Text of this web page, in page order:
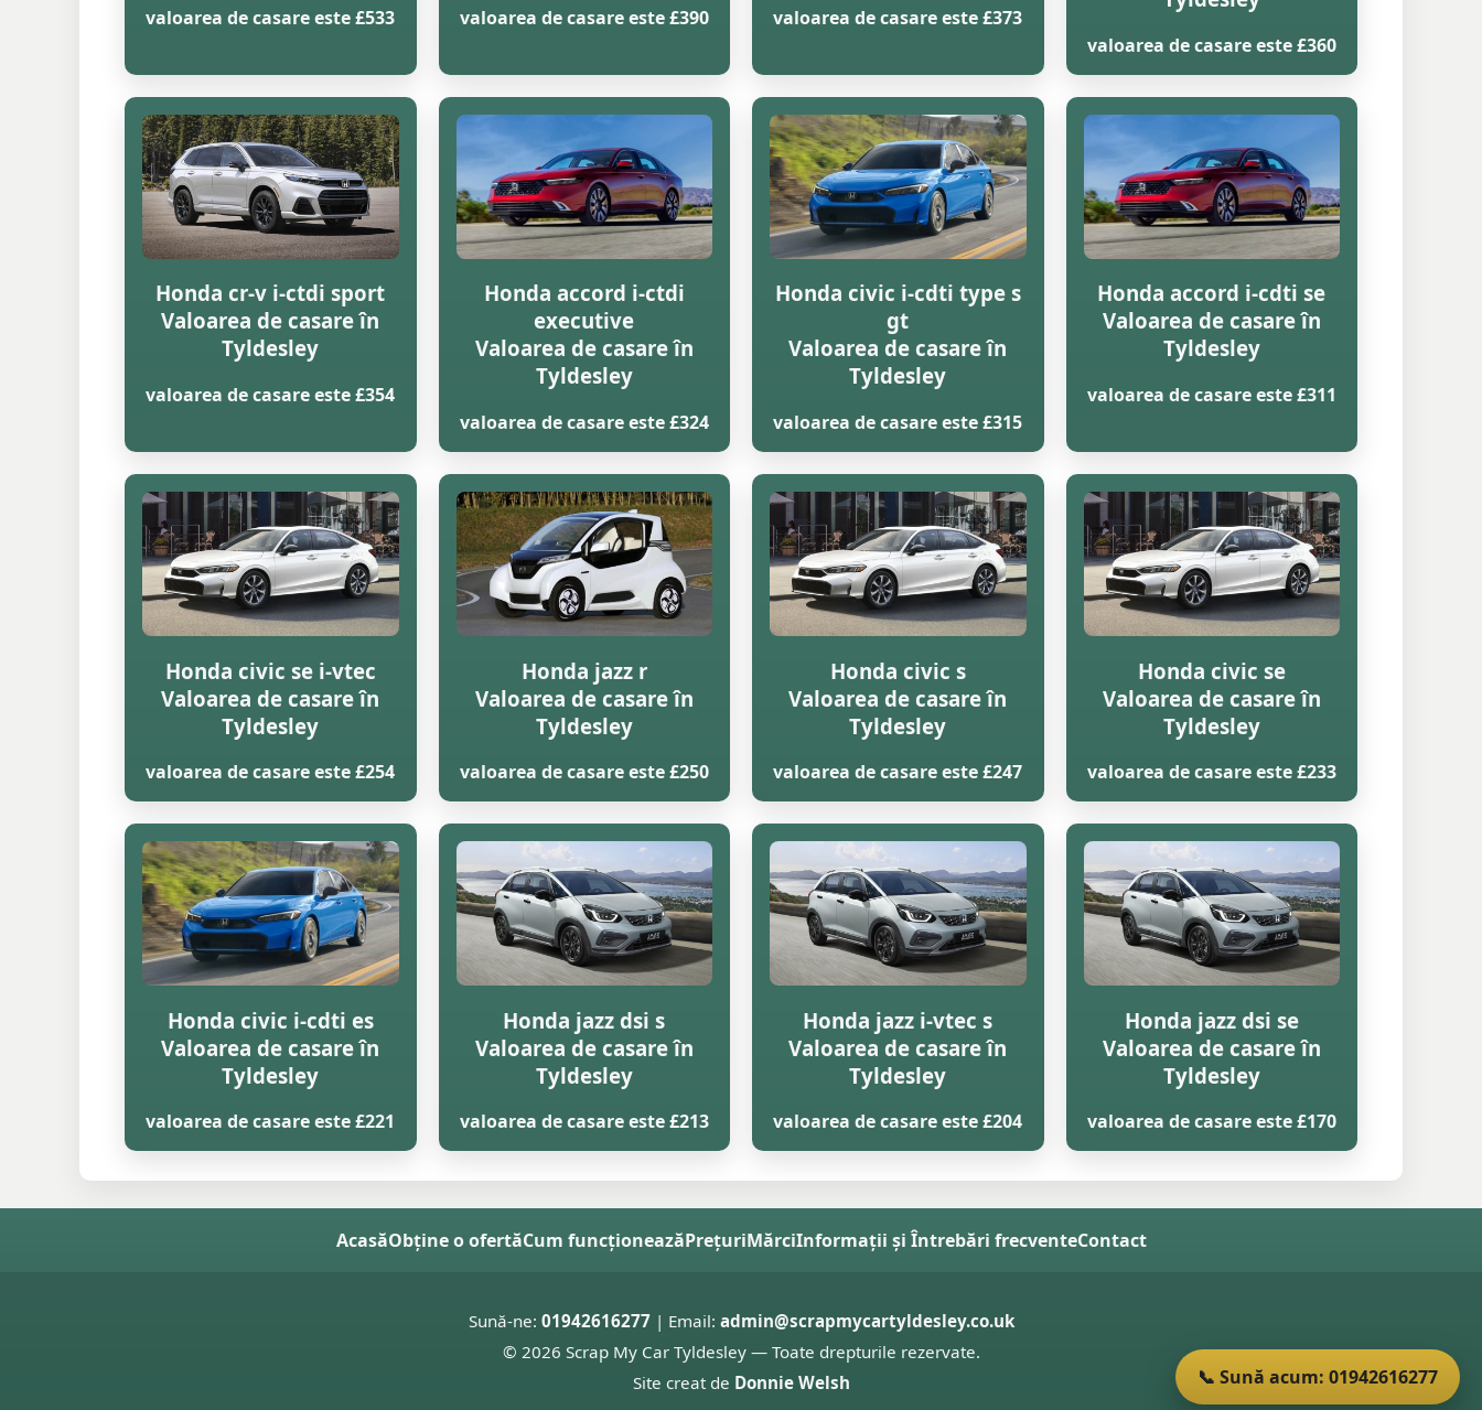
valoarea de casare este £533 valoarea de casare este £390 valoarea de casare este £373
valoarea de casare este £360
Honda cr-v i-ctdi sport
Valoarea de casare în
Tyldesley
valoarea de casare este £354
Honda accord i-ctdi
executive
Valoarea de casare în
Tyldesley
valoarea de casare este £324
Honda civic i-cdti type s
gt
Valoarea de casare în
Tyldesley
valoarea de casare este £315
Honda accord i-cdti se
Valoarea de casare în
Tyldesley
valoarea de casare este £311
Honda civic se i-vtec
Valoarea de casare în
Tyldesley
valoarea de casare este £254
Honda jazz r
Valoarea de casare în
Tyldesley
valoarea de casare este £250
Honda civic s
Valoarea de casare în
Tyldesley
valoarea de casare este £247
Honda civic se
Valoarea de casare în
Tyldesley
valoarea de casare este £233
Honda civic i-cdti es
Valoarea de casare în
Tyldesley
valoarea de casare este £221
Honda jazz dsi s
Valoarea de casare în
Tyldesley
valoarea de casare este £213
Honda jazz i-vtec s
Valoarea de casare în
Tyldesley
valoarea de casare este £204
Honda jazz dsi se
Valoarea de casare în
Tyldesley
valoarea de casare este £170
AcasăObține o ofertăCum funcționeazăPrețuriMărciInformații și Întrebări frecventeContact
Sună-ne: 01942616277| Email: admin@scrapmycartyldesley.co.uk
© 2026 Scrap My Car Tyldesley — Toate drepturile rezervate.
Site creat de Donnie Welsh 📞 Sună acum: 01942616277